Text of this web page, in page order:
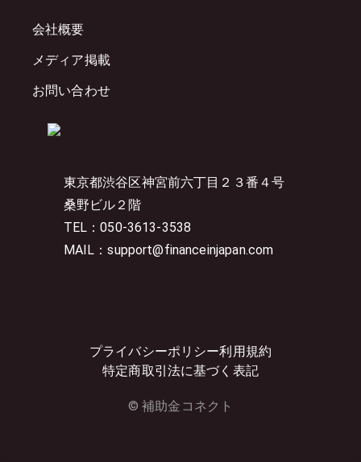
東京都渋谷区神宮前六丁目２３番４号
桑野ビル２階
TEL：050-3613-3538
MAIL：support@financeinjapan.com
プライバシーポリシー利用規約
特定商取引法に基づく表記
© 補助金コネクト
会社概要
メディア掲載
お問い合わせ